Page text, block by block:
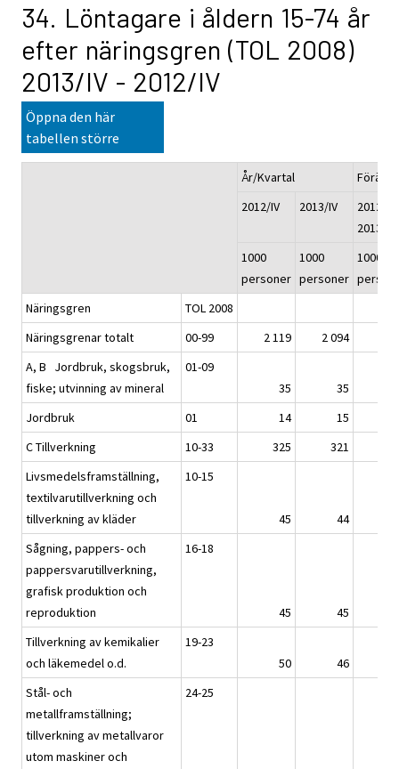
34. Löntagare i åldern 15-74 år
efter näringsgren (TOL 2008)
2013/IV - 2012/IV
Öppna den här
tabellen större
År/Kvartal
2012/IV
2013/IV
2012/IV
2013/IV
1000
personer
1000
personer
1000
Näringsgren
TOL 2008
Näringsgrenar totalt
00-99 2 119
2 094
A, B Jordbruk, skogsbruk,
fiske; utvinning av mineral
01-09
35
35
Jordbruk
01 14
15
C Tillverkning
10-33 325
321
Livsmedelsframställning,
textilvarutillverkning och
tillverkning av kläder
10-15
45
44
Sågning, pappers- och
pappersvarutillverkning,
grafisk produktion och
reproduktion
16-18
45
45
Tillverkning av kemikalier
och läkemedel o.d.
19-23
50
46
Stål- och
metallframställning;
tillverkning av metallvaror
utom maskiner och
24-25